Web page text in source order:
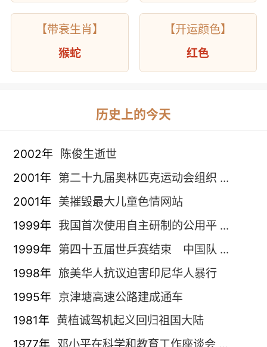
【带衰生肖】
猴蛇
【开运颜色】
红色
历史上的今天
2002年 陈俊生逝世
2001年 第二十九届奥林匹克运动会组织 ...
2001年 美摧毁最大儿童色情网站
1999年 我国首次使用自主研制的公用平 ...
1999年 第四十五届世乒赛结束 中国队 ...
1998年 旅美华人抗议迫害印尼华人暴行
1995年 京津塘高速公路建成通车
1981年 黄植诚驾机起义回归祖国大陆